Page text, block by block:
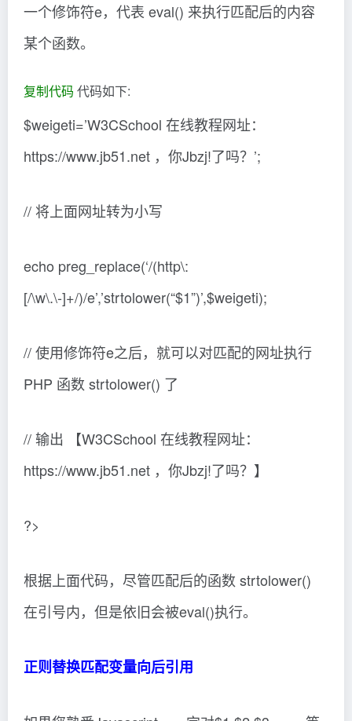
一个修饰符e，代表 eval() 来执行匹配后的内容
某个函数。
复制代码 代码如下:
$weigeti=’W3CSchool 在线教程网址：
https://www.jb51.net ，你Jbzj!了吗？’;
// 将上面网址转为小写
echo preg_replace(‘/(http\:
[/\w\.\-]+/)/e’,’strtolower(“$1”)’,$weigeti);
// 使用修饰符e之后，就可以对匹配的网址执行
PHP 函数 strtolower() 了
// 输出 【W3CSchool 在线教程网址：
https://www.jb51.net ，你Jbzj!了吗？】
?>
根据上面代码，尽管匹配后的函数 strtolower()
在引号内，但是依旧会被eval()执行。
正则替换匹配变量向后引用